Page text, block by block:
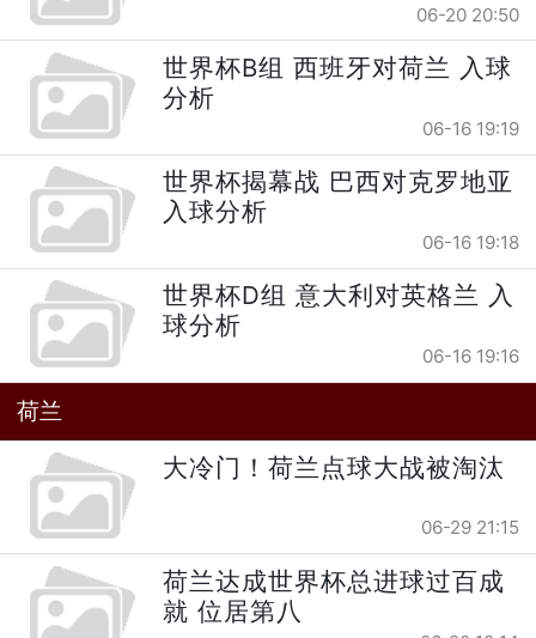
06-20 20:50
世界杯B组 西班牙对荷兰 入球
分析
06-16 19:19
世界杯揭幕战 巴西对克罗地亚
入球分析
06-16 19:18
世界杯D组 意大利对英格兰 入
球分析
06-16 19:16
荷兰
大冷门！荷兰点球大战被淘汰
06-29 21:15
荷兰达成世界杯总进球过百成
就 位居第八